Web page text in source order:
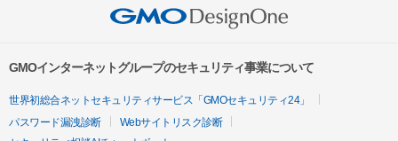
GMOインターネットグループのセキュリティ事業について
世界初総合ネットセキュリティサービス「GMOセキュリティ24」
パスワード漏洩診断
Webサイトリスク診断